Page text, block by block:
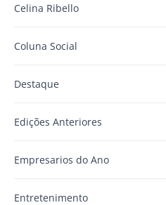
Celina Ribello
Coluna Social
Destaque
Edições Anteriores
Empresarios do Ano
Entretenimento